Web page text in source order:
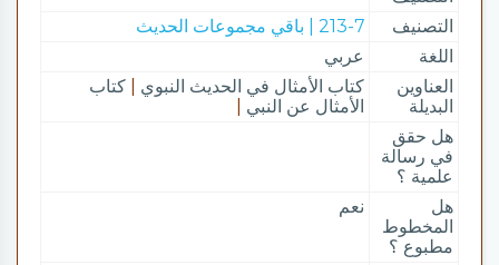
التصنيف
213-7 | باقي مجموعات الحديث
اللغة
عربي
العناوين
البديلة
كتاب الأمثال في الحديث النبوي
كتاب
الأمثال عن النبي
هل حقق
في رسالة
علمية ؟
هل
المخطوط
مطبوع ؟
نعم